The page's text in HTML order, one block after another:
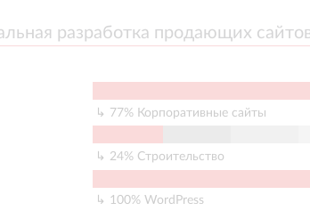
разработка продающих
разработка продающих
77% Корпоративные сайты
24% Строительство
100% WordPress